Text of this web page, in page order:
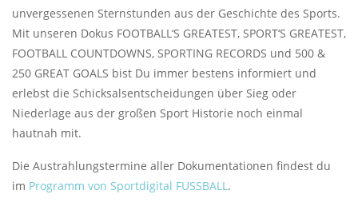
unvergessenen Sternstunden aus der Geschichte des Sports.
Mit unseren Dokus FOOTBALL‘S GREATEST, SPORT‘S GREATEST,
FOOTBALL COUNTDOWNS, SPORTING RECORDS und 500 &
250 GREAT GOALS bist Du immer bestens informiert und
erlebst die Schicksalsentscheidungen über Sieg oder
Niederlage aus der großen Sport Historie noch einmal
hautnah mit.
Die Austrahlungstermine aller Dokumentationen findest du
im Programm von Sportdigital FUSSBALL .